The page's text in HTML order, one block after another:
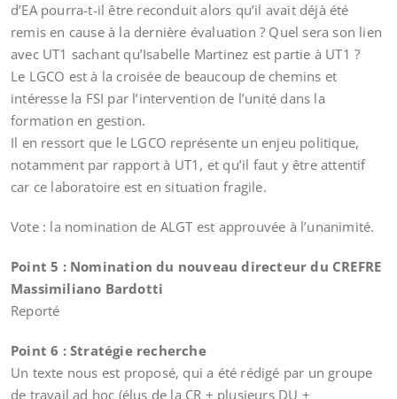
d’EA pourra-t-il être reconduit alors qu’il avait déjà été
remis en cause à la dernière évaluation ? Quel sera son lien
avec UT1 sachant qu’Isabelle Martinez est partie à UT1 ?
Le LGCO est à la croisée de beaucoup de chemins et
intéresse la FSI par l’intervention de l’unité dans la
formation en gestion.
Il en ressort que le LGCO représente un enjeu politique,
notamment par rapport à UT1, et qu’il faut y être attentif
car ce laboratoire est en situation fragile.
Vote : la nomination de ALGT est approuvée à l’unanimité.
Point 5 : Nomination du nouveau directeur du CREFRE
Massimiliano Bardotti
Reporté
Point 6 : Stratégie recherche
Un texte nous est proposé, qui a été rédigé par un groupe
de travail ad hoc (élus de la CR + plusieurs DU +